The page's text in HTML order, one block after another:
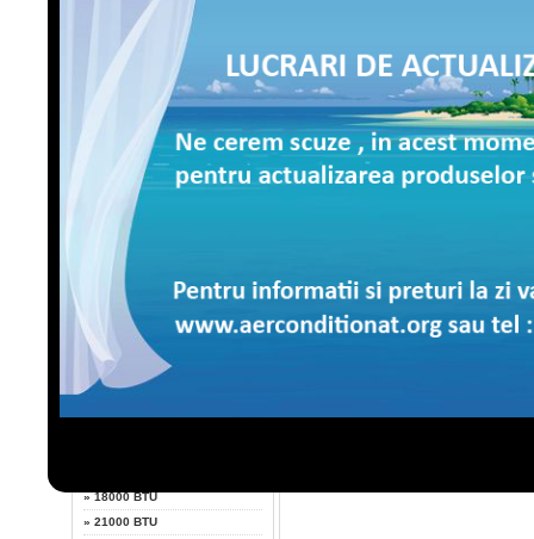
Hitachi
LG
Whirlpool
Daikin
Sharp
»
7000 BTU
9000 BTU
»
»12000 BTU
»18000 BTU
» 21000 BTU
AFLA PRETUL
de aer
un sistem Clasic
inverter) , facand
din clasa de
Fujitsu ABY14U
BTU/h dispune
refrigerant R410
ventilator High -
AFLA PRETUL
Cu o garantie de
ani(integral),
de aer
un sistem
facand parte din
Low ...